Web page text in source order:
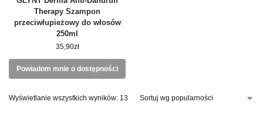
Therapy Szampon
przeciwłupieżowy do włosów
250ml
35,90zł
Powiadom mnie o dostępności
Wyświetlanie wszystkich wyników: 13